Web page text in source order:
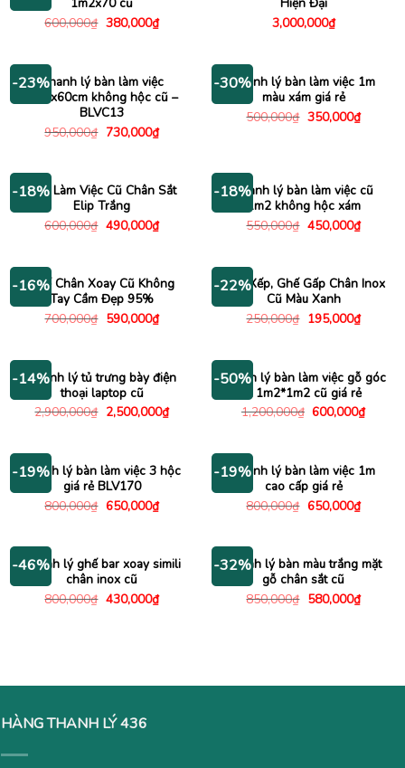
1m2x70 cũ
600,000₫ Giá
380,000₫Giá
hiện
380,000₫.
Hiện Đại
3,000,000₫
-23%Thanh lý bàn làm việc
1m2x60cm không hộc cũ –
BLVC13
950,000₫ Giá
730,000₫Giá
hiện
730,000₫.
-30%Thanh lý bàn làm việc 1m
màu xám giá rẻ
500,000₫ Giá
350,000₫Giá
hiện
-18%
Bàn Làm Việc Cũ Chân Sắt
Elip Trắng
600,000₫ Giá
490,000₫Giá
hiện
490,000₫.
-18%Thanh lý bàn làm việc cũ
1m2 không hộc xám
550,000₫ Giá
450,000₫Giá
hiện
-16%
Ghế Chân Xoay Cũ Không
Tay Cầm Đẹp 95%
700,000₫ Giá
590,000₫Giá
hiện
590,000₫.
-22%
Ghế Xếp, Ghế Gấp Chân Inox
Cũ Màu Xanh
250,000₫ Giá
195,000₫Giá
hiện
-14%
Thanh lý tủ trưng bày điện
thoại laptop cũ
2,900,000₫ Giá
gốc
2,500,000₫Giá
hiện
2,500,000₫.
-50%
Thanh lý bàn làm việc gỗ góc
L 1m2*1m2 cũ giá rẻ
1,200,000₫ Giá
600,000₫Giá
hiện
-19%
Thanh lý bàn làm việc 3 hộc
giá rẻ BLV170
800,000₫ Giá
650,000₫Giá
hiện
650,000₫.
-19%Thanh lý bàn làm việc 1m
cao cấp giá rẻ
800,000₫ Giá
650,000₫Giá
hiện
-46%
Thanh lý ghế bar xoay simili
chân inox cũ
800,000₫ Giá
430,000₫Giá
hiện
-32%
Thanh lý bàn màu trắng mặt
gỗ chân sắt cũ
850,000₫ Giá
580,000₫Giá
hiện
HÀNG THANH LÝ 436